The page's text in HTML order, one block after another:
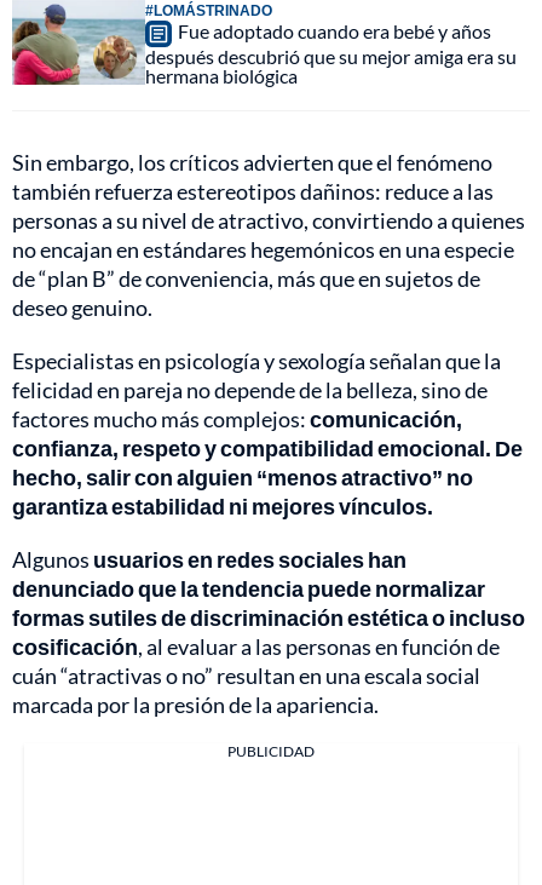
#LOMÁSTRINADO
Fue adoptado cuando era bebé y años
después descubrió que su mejor amiga era su
hermana biológica
Sin embargo, los críticos advierten que el fenómeno
también refuerza estereotipos dañinos: reduce a las
personas a su nivel de atractivo, convirtiendo a quienes
no encajan en estándares hegemónicos en una especie
de “plan B” de conveniencia, más que en sujetos de
deseo genuino.
Especialistas en psicología y sexología señalan que la
felicidad en pareja no depende de la belleza, sino de
factores mucho más complejos:comunicación,
confianza, respeto y compatibilidad emocional. De
hecho, salir con alguien “menos atractivo” no
garantiza estabilidad ni mejores vínculos.
Algunos usuarios en redes sociales han
denunciado que la tendencia puede normalizar
formas sutiles de discriminación estética o incluso
cosificación, al evaluar a las personas en función de
cuán “atractivas o no” resultan en una escala social
marcada por la presión de la apariencia.
PUBLICIDAD